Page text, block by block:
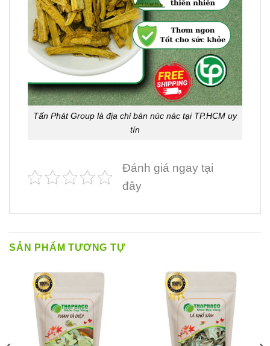
Tấn Phát Group là địa chỉ bán núc nác tại TP.HCM uy
tín
Đánh giá ngay tại
đây
SẢN PHẨM TƯƠNG TỰ